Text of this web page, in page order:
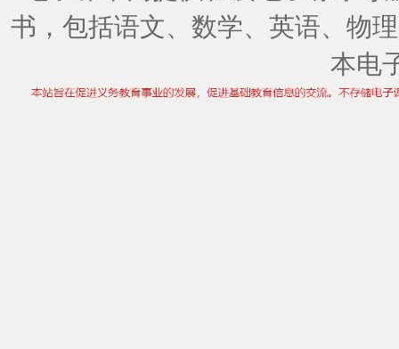
书，包括语文、数学、英语、物
本电